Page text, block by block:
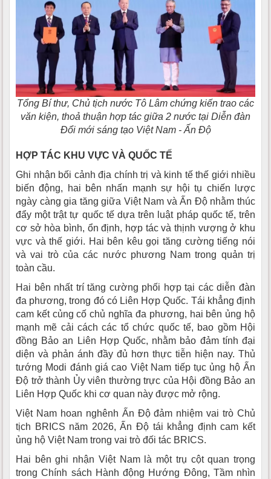
Tổng Bí thư, Chủ tịch nước Tô Lâm chứng kiến trao các
văn kiện, thoả thuận hợp tác giữa 2 nước tại Diễn đàn
Đổi mới sáng tạo Việt Nam - Ấn Độ
HỢP TÁC KHU VỰC VÀ QUỐC TẾ
Ghi nhận bối cảnh địa chính trị và kinh tế thế giới nhiều
biến động,
hai bên nhấn mạnh sự hội tụ chiến lược
ngày càng gia tăng giữa Việt Nam và Ấn Độ nhằm thúc
đẩy một trật tự quốc tế dựa trên luật pháp quốc tế, trên
cơ sở hòa bình, ổn định, hợp tác và thịnh vượng ở khu
vực và thế giới. Hai bên kêu gọi tăng cường tiếng nói
và vai trò của các nước phương Nam trong quản trị
toàn cầu.
Hai bên nhất trí tăng cường phối hợp tại các diễn đàn
đa phương, trong đó có Liên Hợp Quốc. Tái khẳng định
cam kết củng cố chủ nghĩa đa phương, hai bên ủng hộ
mạnh mẽ cải cách các tổ chức quốc tế, bao gồm Hội
đồng Bảo an Liên Hợp Quốc, nhằm bảo đảm tính đại
diện và phản ánh đầy đủ hơn thực tiễn hiện nay. Thủ
tướng Modi đánh giá cao Việt Nam tiếp tục ủng hộ Ấn
Độ trở thành Ủy viên thường trực của Hội đồng Bảo an
Liên Hợp Quốc khi cơ quan này được mở rộng.
Việt Nam hoan nghênh Ấn Độ đảm nhiệm vai trò Chủ
tịch BRICS năm 2026, Ấn Độ tái khẳng định cam kết
ủng hộ Việt Nam trong vai trò đối tác BRICS.
Hai bên ghi nhận Việt Nam là một trụ cột quan trọng
trong Chính sách Hành động Hướng Đông, Tầm nhìn